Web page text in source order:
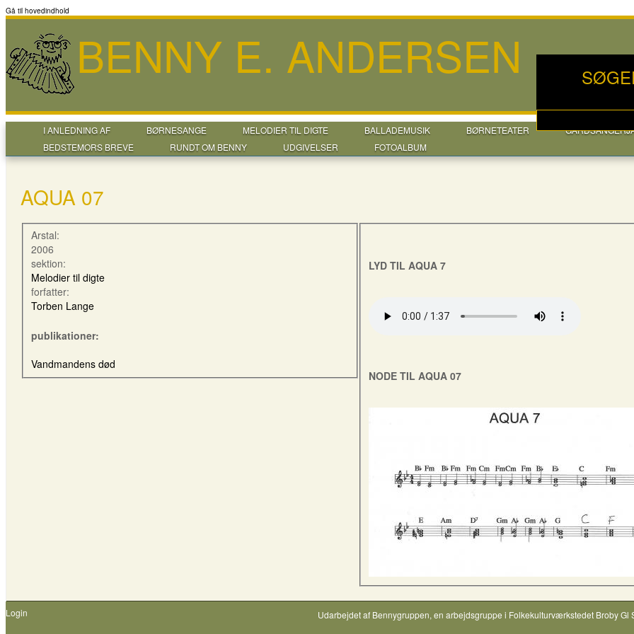
Gå til hovedindhold
BENNY E. ANDERSEN
I ANLEDNING AF BØRNESANGE MELODIER TIL DIGTE BALLADEMUSIK BØRNETEATER
BEDSTEMORS BREVE
RUNDT OM BENNY UDGIVELSER FOTOALBUM
AQUA 07
Arstal:
2006
sektion:
Melodier til digte
forfatter:
Torben Lange
publikationer:
Vandmandens død
LYD TIL AQUA 7
NODE TIL AQUA 07
Login Udarbejdet af Bennygruppen, en arbejdsgruppe i Folkekulturværkstedet Broby Gl